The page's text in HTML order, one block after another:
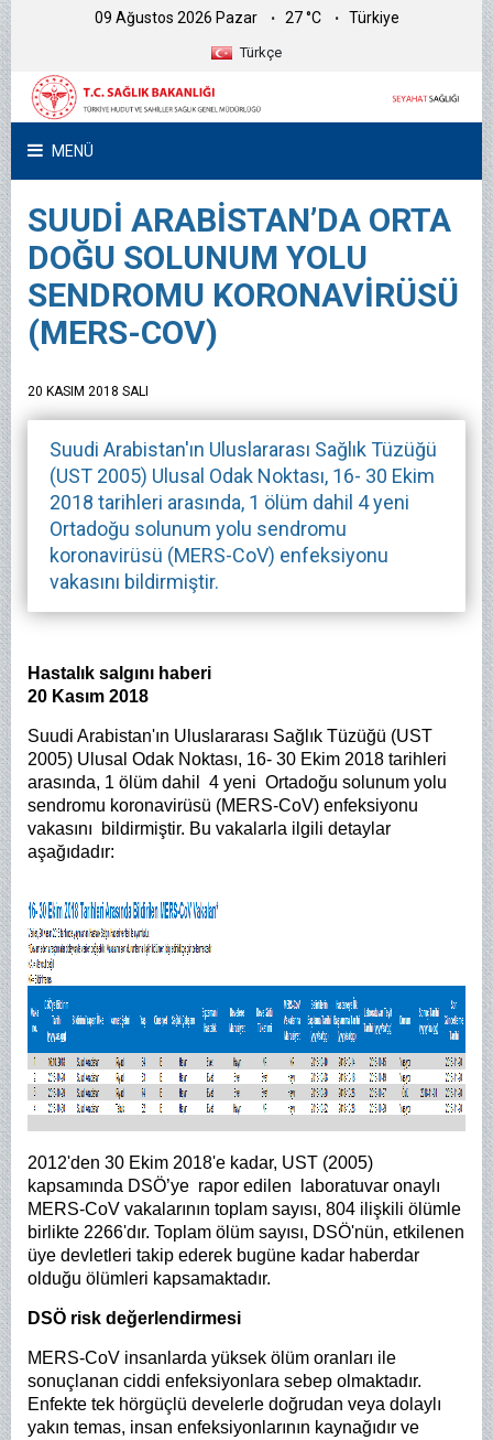
09 Ağustos 2026 Pazar 27 °C Türkiye
Türkçe
MENÜ
SUUDİ ARABİSTAN’DA ORTA
DOĞU SOLUNUM YOLU
SENDROMU KORONAVİRÜSÜ
(MERS-COV)
20 KASIM 2018 SALI
Suudi Arabistan'ın Uluslararası Sağlık Tüzüğü
(UST 2005) Ulusal Odak Noktası, 16- 30 Ekim
2018 tarihleri arasında, 1 ölüm dahil 4 yeni
Ortadoğu solunum yolu sendromu
koronavirüsü (MERS-CoV) enfeksiyonu
vakasını bildirmiştir.
Hastalık salgını haberi
20 Kasım 2018
Suudi Arabistan'ın Uluslararası Sağlık Tüzüğü (UST
2005) Ulusal Odak Noktası, 16- 30 Ekim 2018 tarihleri
arasında, 1 ölüm dahil 4 yeni Ortadoğu solunum yolu
sendromu koronavirüsü (MERS-CoV) enfeksiyonu
vakasını bildirmiştir. Bu vakalarla ilgili detaylar
aşağıdadır:
2012'den 30 Ekim 2018'e kadar, UST (2005)
kapsamında DSÖ’ye rapor edilen laboratuvar onaylı
MERS-CoV vakalarının toplam sayısı, 804 ilişkili ölümle
birlikte 2266'dır. Toplam ölüm sayısı, DSÖ'nün, etkilenen
üye devletleri takip ederek bugüne kadar haberdar
olduğu ölümleri kapsamaktadır.
DSÖ risk değerlendirmesi
MERS-CoV insanlarda yüksek ölüm oranları ile
sonuçlanan ciddi enfeksiyonlara sebep olmaktadır.
Enfekte tek hörgüçlü develerle doğrudan veya dolaylı
yakın temas, insan enfeksiyonlarının kaynağıdır ve